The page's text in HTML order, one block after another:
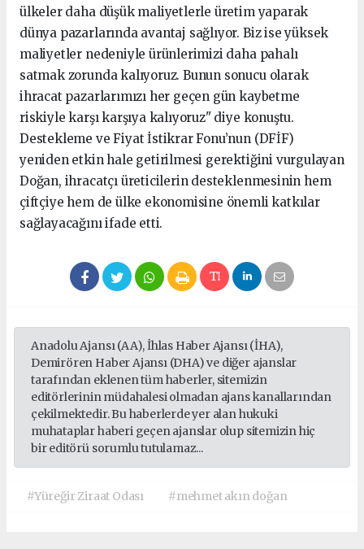
ülkeler daha düşük maliyetlerle üretim yaparak
dünya pazarlarında avantaj sağlıyor. Biz ise yüksek
maliyetler nedeniyle ürünlerimizi daha pahalı
satmak zorunda kalıyoruz. Bunun sonucu olarak
ihracat pazarlarımızı her geçen gün kaybetme
riskiyle karşı karşıya kalıyoruz" diye konuştu.
Destekleme ve Fiyat İstikrar Fonu’nun (DFİF)
yeniden etkin hale getirilmesi gerektiğini vurgulayan
Doğan, ihracatçı üreticilerin desteklenmesinin hem
çiftçiye hem de ülke ekonomisine önemli katkılar
sağlayacağını ifade etti.
Anadolu Ajansı (AA), İhlas Haber Ajansı (İHA),
Demirören Haber Ajansı (DHA) ve diğer ajanslar
tarafından eklenen tüm haberler, sitemizin
editörlerinin müdahalesi olmadan ajans kanallarından
çekilmektedir. Bu haberlerde yer alan hukuki
muhataplar haberi geçen ajanslar olup sitemizin hiç
bir editörü sorumlu tutulamaz...
#Yüreğir Ziraat Odası #mehmet akın doğan